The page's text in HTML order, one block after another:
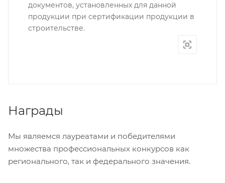
документов, установленных для данной
продукции при сертификации продукции в
строительстве.
Награды
Мы являемся лауреатами и победителями
множества профессиональных конкурсов как
регионального, так и федерального значения.